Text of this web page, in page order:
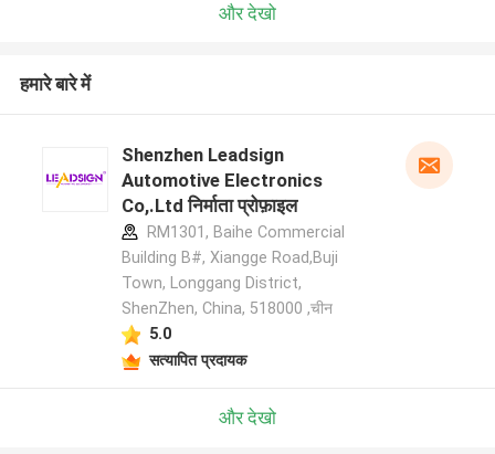
और देखो
हमारे बारे में
Shenzhen Leadsign
Automotive Electronics
Co,.Ltd निर्माता प्रोफ़ाइल
RM1301, Baihe Commercial
Building B#, Xiangge Road,Buji
Town, Longgang District,
ShenZhen, China, 518000 ,चीन
5.0
सत्यापित प्रदायक
और देखो